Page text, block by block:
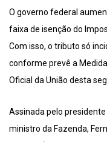
O governo federal
faixa de isenção do
Com isso, o tributo só
conforme prevê a
Oficial da União desta
Assinada pelo presidente
ministro da Fazenda,